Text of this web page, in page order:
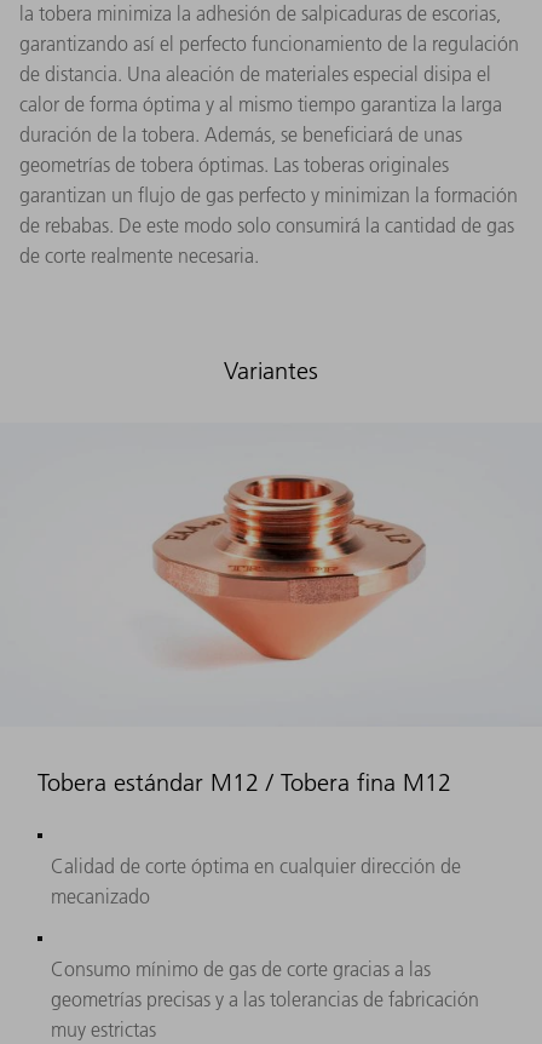
la tobera minimiza la adhesión de salpicaduras de escorias,
garantizando así el perfecto funcionamiento de la regulación
de distancia. Una aleación de materiales especial disipa el
calor de forma óptima y al mismo tiempo garantiza la larga
duración de la tobera. Además, se beneficiará de unas
geometrías de tobera óptimas. Las toberas originales
garantizan un flujo de gas perfecto y minimizan la formación
de rebabas. De este modo solo consumirá la cantidad de gas
de corte realmente necesaria.
Variantes
Tobera estándar M12 / Tobera fina M12
Calidad de corte óptima en cualquier dirección de
mecanizado
Consumo mínimo de gas de corte gracias a las
geometrías precisas y a las tolerancias de fabricación
muy estrictas